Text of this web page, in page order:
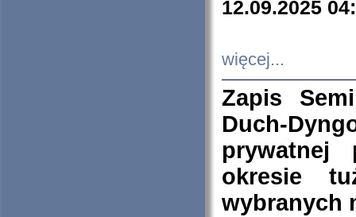
12.09.2025
więcej...
Zapis
Duch-
prywatnej
okresie
wybranych